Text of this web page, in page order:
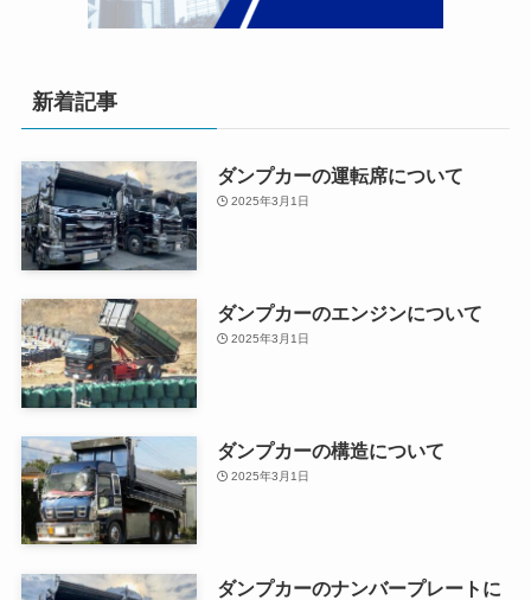
新着記事
ダンプカーの運転席について
2025年3月1日
ダンプカーのエンジンについて
2025年3月1日
ダンプカーの構造について
2025年3月1日
ダンプカーのナンバープレートに